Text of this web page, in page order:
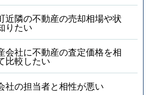
近隣の不動産の売却相場や状
りたい
会社に不動産の査定価格を相
比較したい
社の担当者と相性が悪い